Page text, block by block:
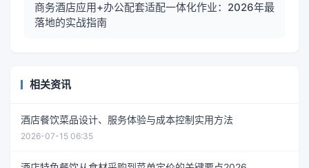
商务酒店应用+办公配套适配一体化作业：2026年最
落地的实战指南
相关资讯
酒店餐饮菜品设计、服务体验与成本控制实用方法
2026-07-15 06:35